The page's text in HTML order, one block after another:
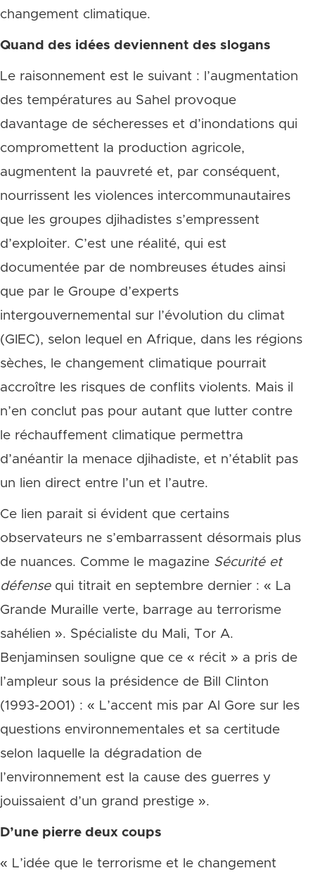
changement climatique.
Quand des idées deviennent des slogans
Le raisonnement est le suivant : l’augmentation
des températures au Sahel provoque
davantage de sécheresses et d’inondations qui
compromettent la production agricole,
augmentent la pauvreté et, par conséquent,
nourrissent les violences intercommunautaires
que les groupes djihadistes s’empressent
d’exploiter. C’est une réalité, qui est
documentée par de nombreuses études ainsi
que par le Groupe d’experts
intergouvernemental sur l’évolution du climat
(GIEC), selon lequel en Afrique, dans les régions
sèches, le changement climatique pourrait
accroître les risques de conflits violents. Mais il
n’en conclut pas pour autant que lutter contre
le réchauffement climatique permettra
d’anéantir la menace djihadiste, et n’établit pas
un lien direct entre l’un et l’autre.
Ce lien parait si évident que certains
observateurs ne s’embarrassent désormais plus
de nuances. Comme le magazine Sécurité et
défensequi titrait en septembre dernier : « La
Grande Muraille verte, barrage au terrorisme
sahélien ». Spécialiste du Mali, Tor A.
Benjaminsen souligne que ce « récit » a pris de
l’ampleur sous la présidence de Bill Clinton
(1993-2001) : « L’accent mis par Al Gore sur les
questions environnementales et sa certitude
selon laquelle la dégradation de
l’environnement est la cause des guerres y
jouissaient d’un grand prestige ».
D’une pierre deux coups
« L’idée que le terrorisme et le changement